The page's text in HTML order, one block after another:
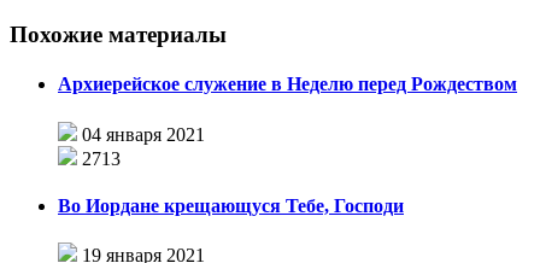
Похожие материалы
Архиерейское служение в Неделю перед Рождеством
04 января 2021
2713
Во Иордане крещающуся Тебе, Господи
19 января 2021